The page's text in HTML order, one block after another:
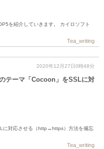
を紹介していきます。 カイロソフト
Tea_writing
2020年12月27日0時48分
テーマ「Cocoon」をSSLに対
に対応させる（http→https）方法を備忘
Tea_writing